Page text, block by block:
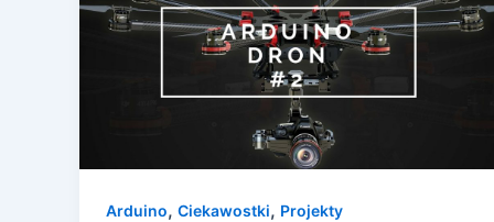
Arduino, Ciekawostki, Projekty